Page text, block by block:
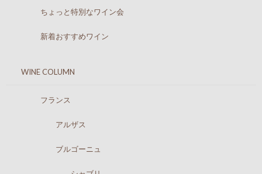
ちょっと特別なワイン会
新着おすすめワイン
WINE COLUMN
フランス
アルザス
ブルゴーニュ